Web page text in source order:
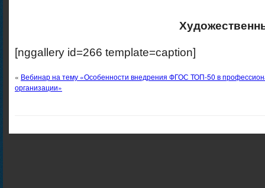
[nggallery id=266 template=caption]
« Вебинар на тему «Особенности внедрения ФГОС ТОП-50 в
организации»